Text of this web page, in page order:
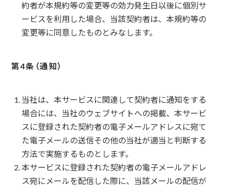
約者が本規約等の変更等の効力発生日以後に個別サ
ービスを利用した場合、当該契約者は、本規約等の
変更等に同意したものとみなします。
通知
当社は、本サービスに関連して契約者に通知をする
場合には、当社のウェブサイトへの掲載、本サービ
スに登録された契約者の電子メールアドレスに宛て
た電子メールの送信その他の当社が適当と判断する
方法で実施するものとします。
本サービスに登録された契約者の電子メールアドレ
ス宛にメールを配信した際に、当該メールの配信が